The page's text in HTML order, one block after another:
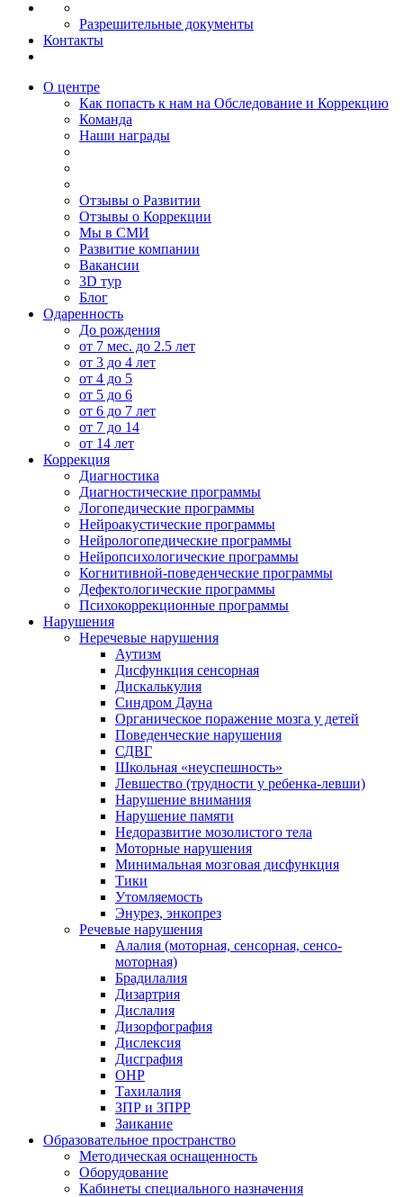
Разрешительные документы
Контакты
О центре
Как попасть к нам на Обследование и Коррекцию
Команда
Наши награды
Отзывы о Развитии
Отзывы о Коррекции
Мы в СМИ
Развитие компании
Вакансии
3D тур
Блог
Одаренность
До рождения
от 7 мес. до 2.5 лет
от 3 до 4 лет
от 4 до 5
от 5 до 6
от 6 до 7 лет
от 7 до 14
от 14 лет
Коррекция
Диагностика
Диагностические программы
Логопедические программы
Нейроакустические программы
Нейрологопедические программы
Нейропсихологические программы
Когнитивной-поведенческие программы
Дефектологические программы
Психокоррекционные программы
Нарушения
Неречевые нарушения
Аутизм
Дисфункция сенсорная
Дискалькулия
Синдром Дауна
Органическое поражение мозга у детей
Поведенческие нарушения
СДВГ
Школьная «неуспешность»
Левшество (трудности у ребенка-левши)
Нарушение внимания
Нарушение памяти
Недоразвитие мозолистого тела
Моторные нарушения
Минимальная мозговая дисфункция
Тики
Утомляемость
Энурез, энкопрез
Речевые нарушения
Алалия (моторная, сенсорная, сенсо-
моторная)
Брадилалия
Дизартрия
Дислалия
Дизорфография
Дислексия
Дисграфия
ОНР
Тахилалия
ЗПР и ЗПРР
Заикание
Образовательное пространство
Методическая оснащенность
Оборудование
Кабинеты специального назначения